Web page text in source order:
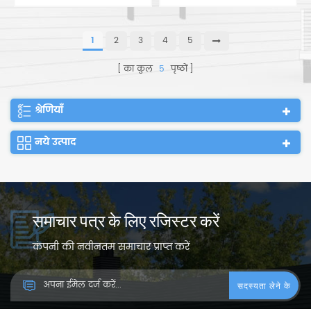
1 2 3 4 5
का कुल 5 पृष्ठों
श्रेणियाँ
नये उत्पाद
समाचार पत्र के लिए रजिस्टर करें
कंपनी की नवीनतम समाचार प्राप्त करें